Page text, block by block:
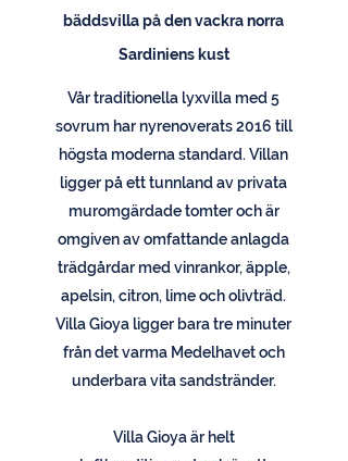
bäddsvilla på den vackra norra
Sardiniens kust
Vår traditionella lyxvilla med 5
sovrum har nyrenoverats 2016 till
högsta moderna standard. Villan
ligger på ett tunnland av privata
muromgärdade tomter och är
omgiven av omfattande anlagda
trädgårdar med vinrankor, äpple,
apelsin, citron, lime och olivträd.
Villa Gioya ligger bara tre minuter
från det varma Medelhavet och
underbara vita sandstränder.
Villa Gioya är helt